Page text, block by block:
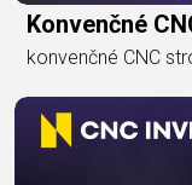
Konvenčné
konvenčné CNC